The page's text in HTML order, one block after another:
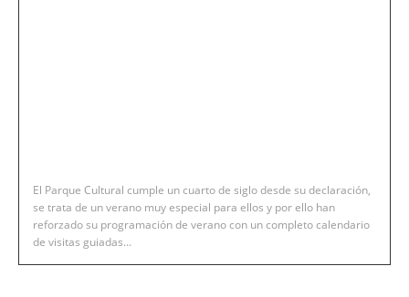
El Parque Cultural cumple un cuarto de siglo desde su declaración,
se trata de un verano muy especial para ellos y por ello han
reforzado su programación de verano con un completo calendario
de visitas guiadas...